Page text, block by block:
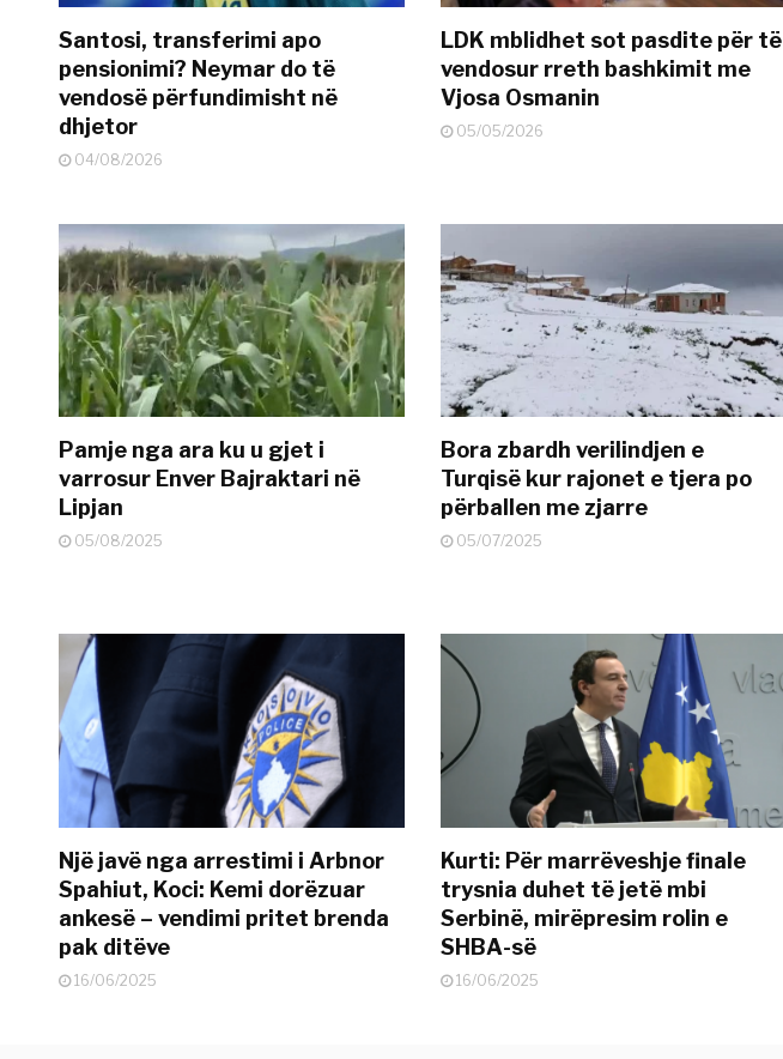
Santosi, transferimi apo
pensionimi? Neymar do të
vendosë përfundimisht në
dhjetor
04/08/2026
LDK mblidhet sot pasdite për të
vendosur rreth bashkimit me
Vjosa Osmanin
05/05/2026
Pamje nga ara ku u gjet i
varrosur Enver Bajraktari në
Lipjan
05/08/2025
Bora zbardh verilindjen e
Turqisë kur rajonet e tjera po
përballen me zjarre
05/07/2025
Një javë nga arrestimi i Arbnor
Spahiut, Koci: Kemi dorëzuar
ankesë – vendimi pritet brenda
pak ditëve
16/06/2025
Kurti: Për marrëveshje finale
trysnia duhet të jetë mbi
Serbinë, mirëpresim rolin e
SHBA-së
16/06/2025